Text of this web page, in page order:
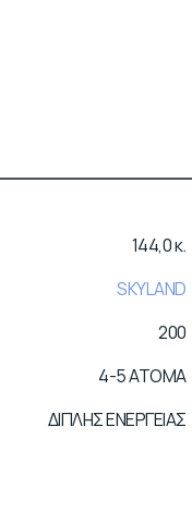
144,0 κ.
SKYLAND
200
4-5 ATOMA
ΔΙΠΛΗΣ ΕΝΕΡΓΕΙΑΣ